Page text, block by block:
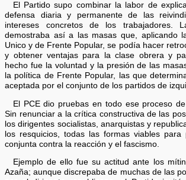
El Partido supo combinar la labor de
defensa diaria y permanente de las
intereses concretos de los trabajadores.
demostraba así a las masas que, aplicando
Unico y de Frente Popular, se podía hacer
y obtener ventajas para la clase obrera y
hecho fue la voluntad y la presión de las
la política de Frente Popular, las que
aceptada por el conjunto de los partidos de
El PCE dio pruebas en todo ese proceso
Sin renunciar a la crítica constructiva de las
los dirigentes socialistas, anarquistas y
los resquicios, todas las formas viables para
conjunta contra la reacción y el fascismo.
Ejemplo de ello fue su actitud ante los
Azaña; aunque discrepaba de muchas de las